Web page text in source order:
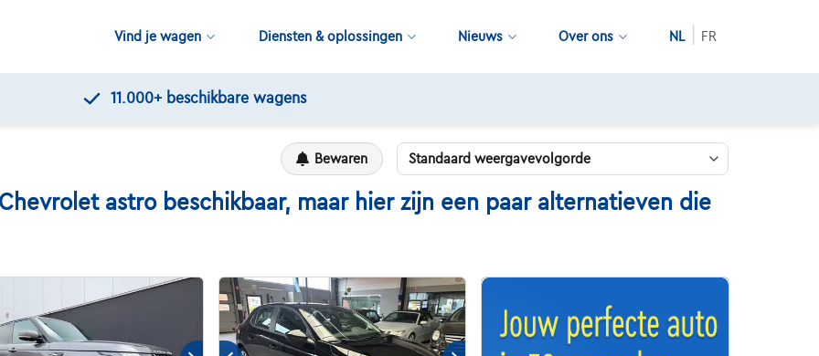
Vind je wagen Diensten & oplossingen Nieuws Over ons NL FR
Kwaliteitscontroles door Touring
Bewaren
astro beschikbaar, maar hier zijn een paar alternatieven die